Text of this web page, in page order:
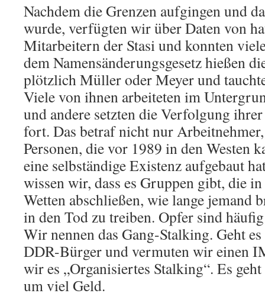
Nachdem die Grenzen aufgingen und
wurde, verfügten wir über Daten von
Mitarbeitern der Stasi und konnten
dem Namensänderungsgesetz hießen
plötzlich Müller oder Meyer und
Viele von ihnen arbeiteten im
und andere setzten die Verfolgung
fort. Das betraf nicht nur
Personen, die vor 1989 in den Westen
eine selbständige Existenz aufgebaut
wissen wir, dass es Gruppen gibt, die
Wetten abschließen, wie lange jemand
in den Tod zu treiben. Opfer sind
Wir nennen das Gang-Stalking. Geht
DDR-Bürger und vermuten wir einen
wir es „Organisiertes Stalking“. Es
um viel Geld.